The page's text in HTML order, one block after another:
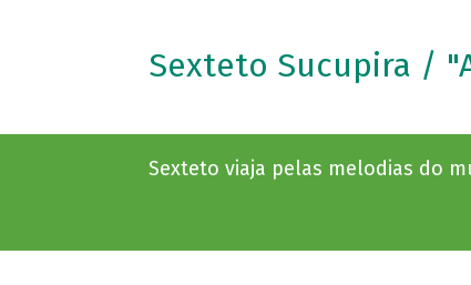
Sexteto Sucupira /
Sexteto viaja pelas melodias do